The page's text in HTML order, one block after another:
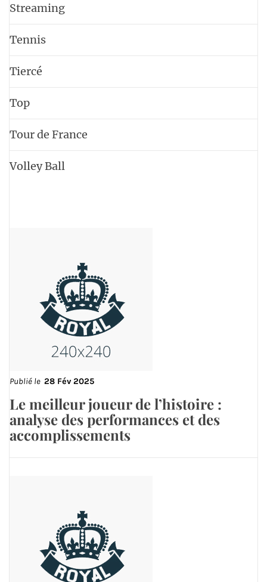
Streaming
Tennis
Tiercé
Top
Tour de France
Volley Ball
Publié le 28 Fév 2025
Le meilleur joueur de l’histoire :
analyse des performances et des
accomplissements